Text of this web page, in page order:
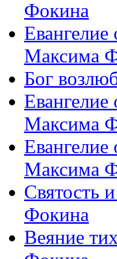
Фокина
Максима
Бог
Максима
Максима
Святость
Фокина
Веяние